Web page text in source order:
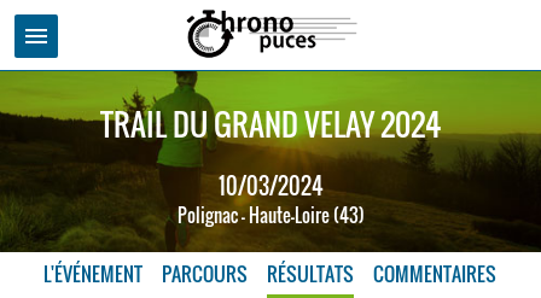
menu
TRAIL DU GRAND VELAY 2024
10/03/2024
Polignac - Haute-Loire (43)
L'ÉVÉNEMENT PARCOURS RÉSULTATS COMMENTAIRES